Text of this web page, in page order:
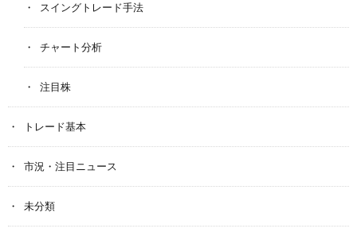
スイングトレード手法
チャート分析
注目株
トレード基本
市況・注目ニュース
未分類